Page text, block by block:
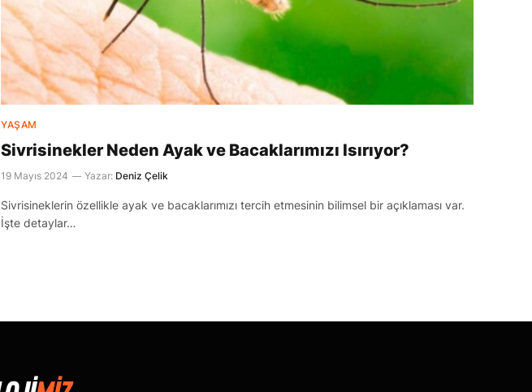
YAŞAM
Sivrisinekler Neden Ayak ve Bacaklarımızı Isırıyor?
19 Mayıs 2024 Yazar: Deniz Çelik
Sivrisineklerin özellikle ayak ve bacaklarımızı tercih etmesinin bilimsel bir açıklaması var.
İşte detaylar…